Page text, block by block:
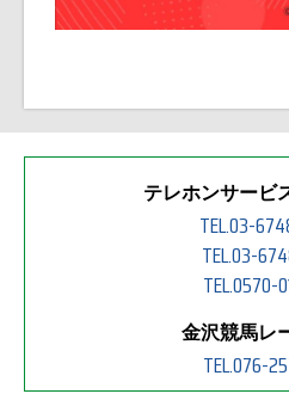
テレホンサービ
TEL.03-
TEL.03-
TEL.0570-
金沢競馬レ
TEL.076-